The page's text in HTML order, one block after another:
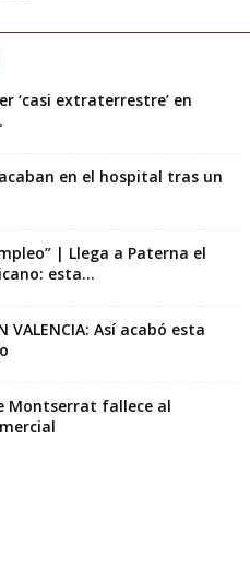
‘casi extraterrestre’ en
en el hospital tras un
| Llega a Paterna el
esta...
VALENCIA: Así acabó esta
Montserrat fallece al